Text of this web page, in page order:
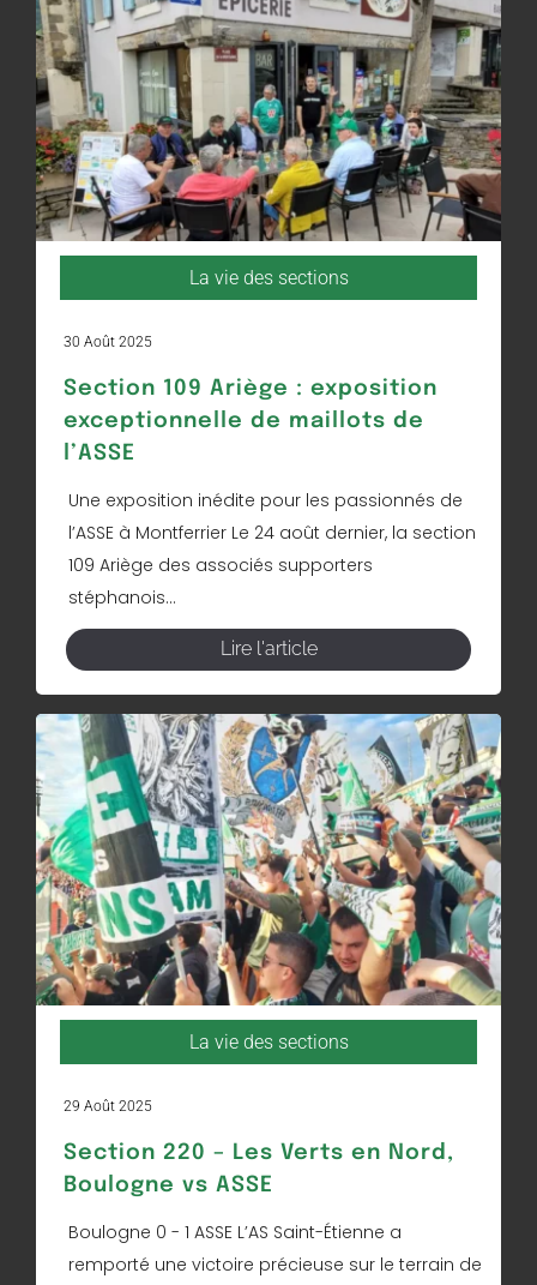
La vie des sections
30 Août 2025
Section 109 Ariège : exposition
exceptionnelle de maillots de
l’ASSE
Une exposition inédite pour les passionnés de
l’ASSE à Montferrier Le 24 août dernier, la section
109 Ariège des associés supporters
stéphanois...
Lire l'article
La vie des sections
29 Août 2025
Section 220 – Les Verts en Nord,
Boulogne vs ASSE
Boulogne 0 - 1 ASSE L’AS Saint-Étienne a
remporté une victoire précieuse sur le terrain de